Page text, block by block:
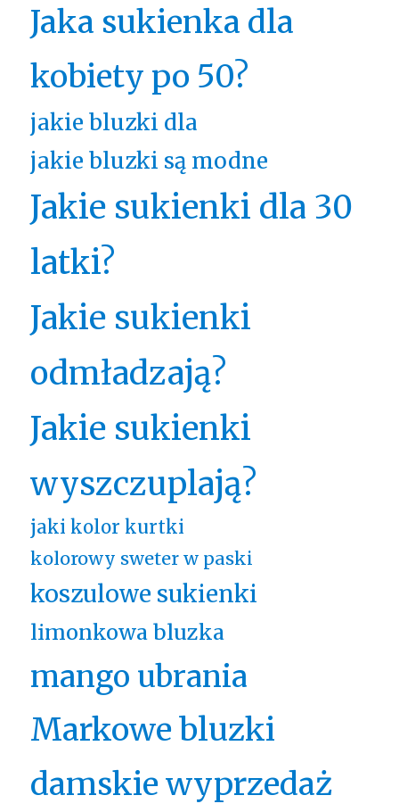
Jaka sukienka dla
kobiety po 50?
jakie bluzki dla
jakie bluzki są modne
Jakie sukienki dla 30
latki?
Jakie sukienki
odmładzają?
Jakie sukienki
wyszczuplają?
jaki kolor kurtki
kolorowy sweter w paski
koszulowe sukienki
limonkowa bluzka
mango ubrania
Markowe bluzki
damskie wyprzedaż